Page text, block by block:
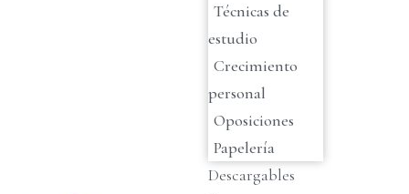
Técnicas de
estudio
Crecimiento
personal
Oposiciones
Papelería
Descargables